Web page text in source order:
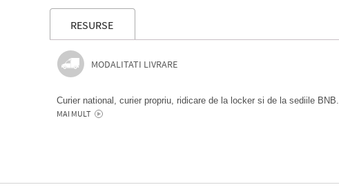
RESURSE
MODALITATI LIVRARE
Curier national, curier propriu, ridicare de la locker si de la sediile BNB.
MAI MULT